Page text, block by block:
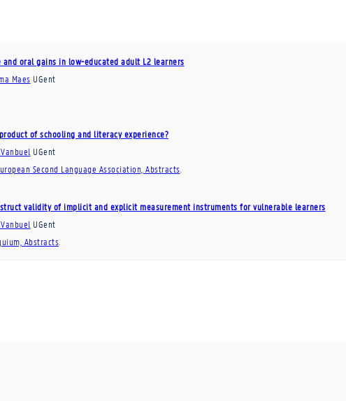
oral gains in low-educated adult L2 learners
Maes UGent
of schooling and literacy experience?
UGent
Second Language Association, Abstracts
validity of implicit and explicit measurement instruments for vulnerable learners
UGent
Abstracts